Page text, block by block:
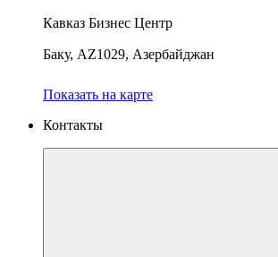
Кавказ Бизнес Центр
Баку, AZ1029, Азербайджан
Показать на карте
Контакты